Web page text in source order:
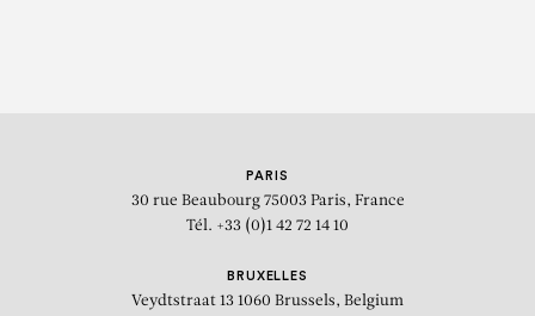
PARIS
30 rue Beaubourg 75003 Paris, France
Tél. +33 (0)1 42 72 14 10
BRUXELLES
Veydtstraat 13 1060 Brussels, Belgium